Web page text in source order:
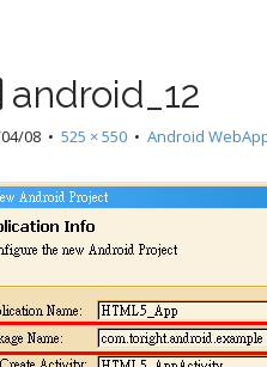
android_12
08 • 525 × 550 • Android